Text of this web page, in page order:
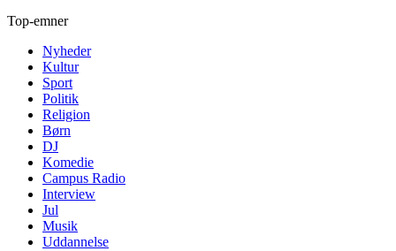
Top-emner
Nyheder
Kultur
Sport
Politik
Religion
Børn
DJ
Komedie
Campus Radio
Interview
Jul
Musik
Uddannelse